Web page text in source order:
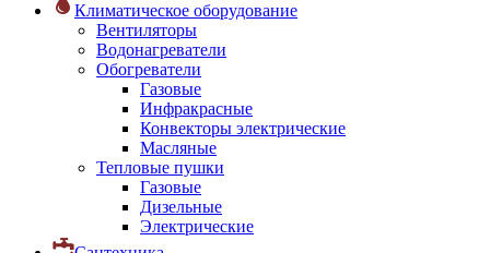
Климатическое оборудование
Вентиляторы
Водонагреватели
Обогреватели
Газовые
Инфракрасные
Конвекторы электрические
Масляные
Тепловые пушки
Газовые
Дизельные
Электрические